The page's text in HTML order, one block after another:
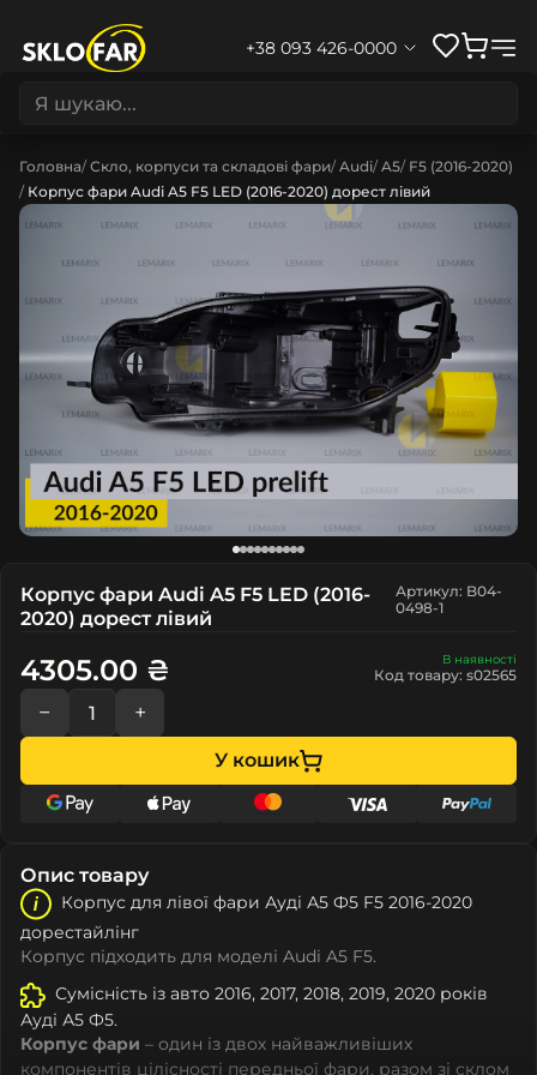
+38 093 426-0000
Головна Скло, корпуси та складові фари Audi A5 F5 (2016-2020)
Корпус фари Audi A5 F5 LED (2016-2020) дорест лівий
Корпус фари Audi A5 F5 LED (2016-
2020) дорест лівий
Артикул: B04-
0498-1
В наявності
Код товару: s02565
4305.00 ₴
− +
У кошик
Опис товару
Корпус для лівої фари Ауді А5 Ф5 F5 2016-2020
дорестайлінг
Корпус підходить для моделі Audi A5 F5.
Сумісність із авто 2016, 2017, 2018, 2019, 2020 років
Ауді А5 Ф5.
Корпус фари – один із двох найважливіших
компонентів цілісності передньої фари, разом зі склом